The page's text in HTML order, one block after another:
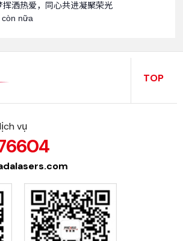
挥洒热爱，同心共进凝聚荣光
còn nữa
TOP
vụ